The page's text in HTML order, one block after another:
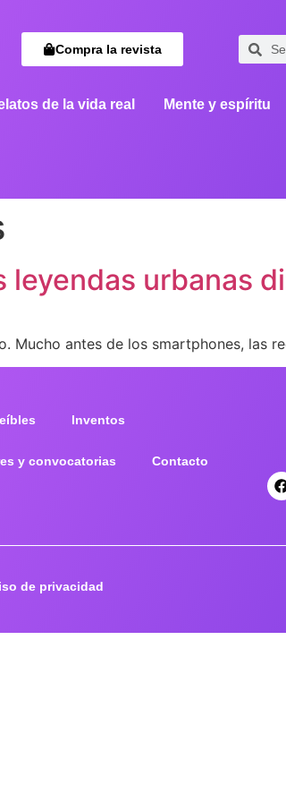
Compra la revista
de la vida real Mente y espíritu
leyendas urbanas
Mucho antes de los smartphones, las
Inventos
y convocatorias Contacto
de privacidad